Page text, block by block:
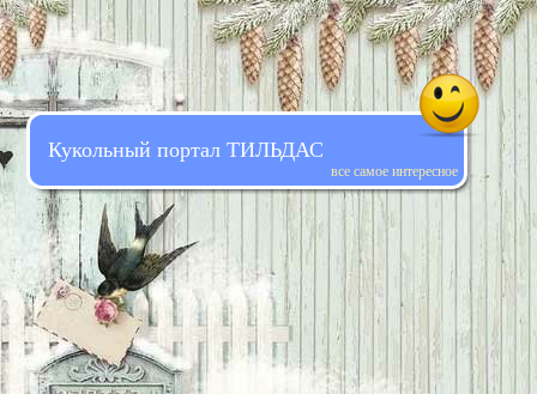
Кукольный портал ТИЛЬДАС
все самое интересное